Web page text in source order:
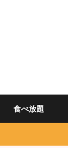
食べ放題